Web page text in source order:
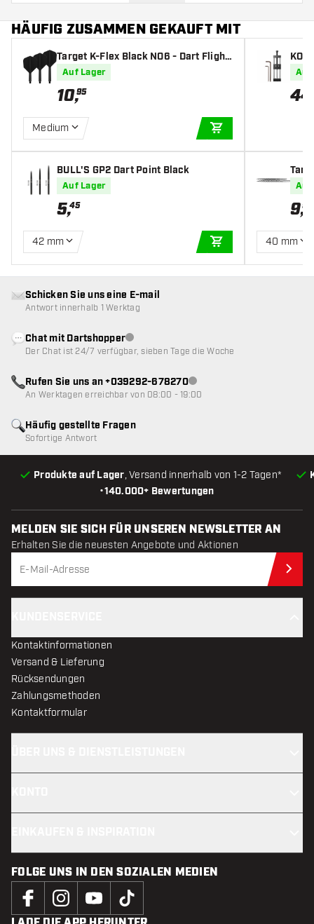
HÄUFIG ZUSAMMEN GEKAUFT MIT
Target K-Flex Black NO6 - Dart Flight
Auf Lager
10,95
Medium
BULL'S GP2 Dart Point Black
Auf Lager
5,45
42 mm
IN DEN
inter
Auf
44
Auf
9,99
40 mm
•140.000+ Bewertungen
Produkte auf Lager, Versand innerhalb von 1-2 Tagen*
Häufig gestellte Fragen
Sofortige Antwort
Schicken Sie uns eine E-mail
Antwort innerhalb 1 Werktag
Chat mit DartshopperKundenservice nicht verfügbar
Der Chat ist 24/7 verfügbar, sieben Tage die Woche
Rufen Sie uns an +039292-678270Kundenservice nicht
An Werktagen erreichbar von 08:00 - 19:00
MELDEN SIE SICH FÜR UNSEREN NEWSLETTER AN
Erhalten Sie die neuesten Angebote und Aktionen
Kontaktinformationen
Versand & Lieferung
Rücksendungen
Zahlungsmethoden
Kontaktformular
FOLGE UNS IN DEN SOZIALEN MEDIEN